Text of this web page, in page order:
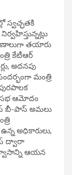
స్వచ్ఛతకి
తయారు
కేటీఆర్
అదనపు
మంత్రి
ఆమోదం
బీ-పాస్ అమలు
అధికారులు,
ద్వారా
ఆయన